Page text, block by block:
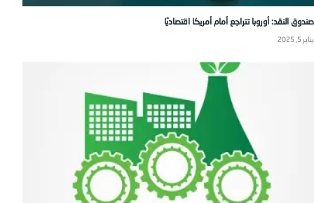
صندوق النقد: أوروبا تتراجع أمام أمريكا اقتصاديًا
يناير 5, 2025